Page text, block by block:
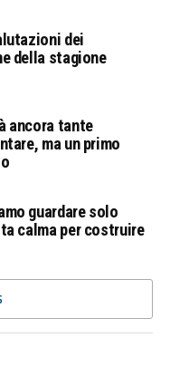
dei
della stagione
ancora tante
ma un primo
guardare solo
calma per costruire